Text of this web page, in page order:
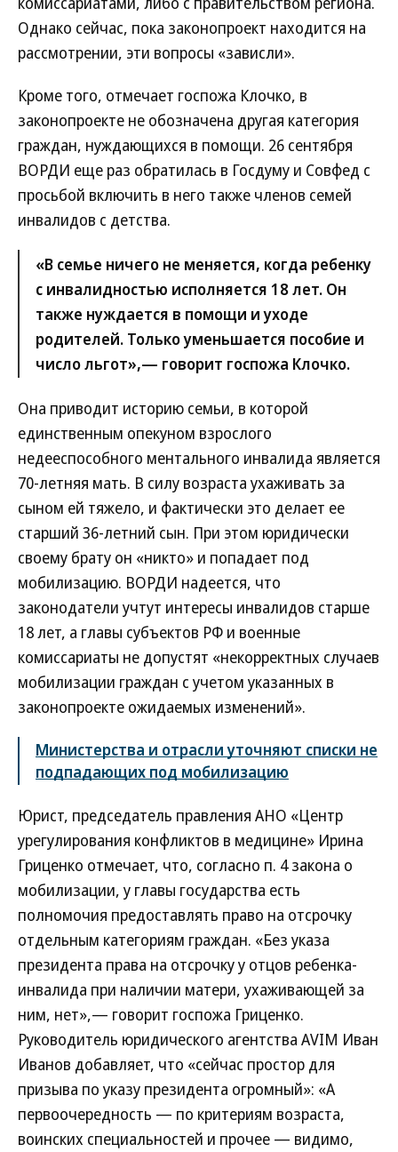
Однако сейчас, пока законопроект находится на
рассмотрении, эти вопросы «зависли».
Кроме того, отмечает госпожа Клочко, в
законопроекте не обозначена другая категория
граждан, нуждающихся в помощи. 26 сентября
ВОРДИ еще раз обратилась в Госдуму и Совфед с
просьбой включить в него также членов семей
инвалидов с детства.
«В семье ничего не меняется, когда ребенку
с инвалидностью исполняется 18 лет. Он
также нуждается в помощи и уходе
родителей. Только уменьшается пособие и
число льгот»,— говорит госпожа Клочко.
Она приводит историю семьи, в которой
единственным опекуном взрослого
недееспособного ментального инвалида является
70-летняя мать. В силу возраста ухаживать за
сыном ей тяжело, и фактически это делает ее
старший 36-летний сын. При этом юридически
своему брату он «никто» и попадает под
мобилизацию. ВОРДИ надеется, что
законодатели учтут интересы инвалидов старше
18 лет, а главы субъектов РФ и военные
комиссариаты не допустят «некорректных случаев
мобилизации граждан с учетом указанных в
законопроекте ожидаемых изменений».
Министерства и отрасли уточняют списки не
подпадающих под мобилизацию
Юрист, председатель правления АНО «Центр
урегулирования конфликтов в медицине» Ирина
Гриценко отмечает, что, согласно п. 4 закона о
мобилизации, у главы государства есть
полномочия предоставлять право на отсрочку
отдельным категориям граждан. «Без указа
президента права на отсрочку у отцов ребенка-
инвалида при наличии матери, ухаживающей за
ним, нет»,— говорит госпожа Гриценко.
Руководитель юридического агентства AVIM Иван
Иванов добавляет, что «сейчас простор для
призыва по указу президента огромный»: «А
первоочередность — по критериям возраста,
воинских специальностей и прочее — видимо,